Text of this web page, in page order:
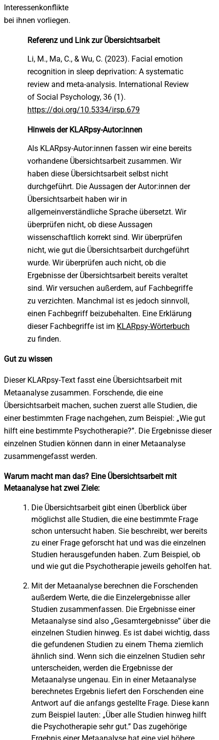
Interessenkonflikte
bei ihnen vorliegen.
Referenz und Link zur Übersichtsarbeit
Li, M., Ma, C., & Wu, C. (2023). Facial emotion
recognition in sleep deprivation: A systematic
review and meta-analysis. International Review
of Social Psychology, 36 (1 ).
https://doi.org/10.5334/irsp.679
Hinweis der KLARpsy­-Autor:innen
Als KLARpsy-Autor:innen fassen wir eine bereits
vorhandene Übersichtsarbeit zusammen. Wir
haben diese Übersichtsarbeit selbst nicht
durchgeführt. Die Aussagen der Autor:innen der
Übersichtsarbeit haben wir in
allgemeinverständliche Sprache übersetzt. Wir
überprüfen nicht, ob diese Aussagen
wissenschaftlich korrekt sind. Wir überprüfen
nicht, wie gut die Übersichtsarbeit durchgeführt
wurde. Wir überprüfen auch nicht, ob die
Ergebnisse der Übersichtsarbeit bereits veraltet
sind. Wir versuchen außerdem, auf Fachbegriffe
zu verzichten. Manchmal ist es jedoch sinnvoll,
einen Fachbegriff beizubehalten. Eine Erklärung
dieser Fachbegriffe ist im KLARpsy-Wörterbuch
zu finden.
Gut zu wissen
Dieser KLARpsy-Text fasst eine Übersichtsarbeit mit
Metaanalyse zusammen. Forschende, die eine
Übersichtsarbeit machen, suchen zuerst alle Studien, die
einer bestimmten Frage nachgehen, zum Beispiel: „Wie gut
hilft eine bestimmte Psychotherapie?”. Die Ergebnisse dieser
einzelnen Studien können dann in einer Metaanalyse
zusammengefasst werden.
Warum macht man das? Eine Übersichtsarbeit mit
Metaanalyse hat zwei Ziele:
Die Übersichtsarbeit gibt einen Überblick über
möglichst alle Studien, die eine bestimmte Frage
schon untersucht haben. Sie beschreibt, wer bereits
zu einer Frage geforscht hat und was die einzelnen
Studien herausgefunden haben. Zum Beispiel, ob
und wie gut die Psychotherapie jeweils geholfen hat.
Mit der Metaanalyse berechnen die Forschenden
außerdem Werte, die die Einzelergebnisse aller
Studien zusammenfassen. Die Ergebnisse einer
Metaanalyse sind also „Gesamtergebnisse” über die
einzelnen Studien hinweg. Es ist dabei wichtig, dass
die gefundenen Studien zu einem Thema ziemlich
ähnlich sind. Wenn sich die einzelnen Studien sehr
unterscheiden, werden die Ergebnisse der
Metaanalyse ungenau. Ein in einer Metaanalyse
berechnetes Ergebnis liefert den Forschenden eine
Antwort auf die anfangs gestellte Frage. Diese kann
zum Beispiel lauten: „Über alle Studien hinweg hilft
die Psychotherapie sehr gut.” Das zugehörige